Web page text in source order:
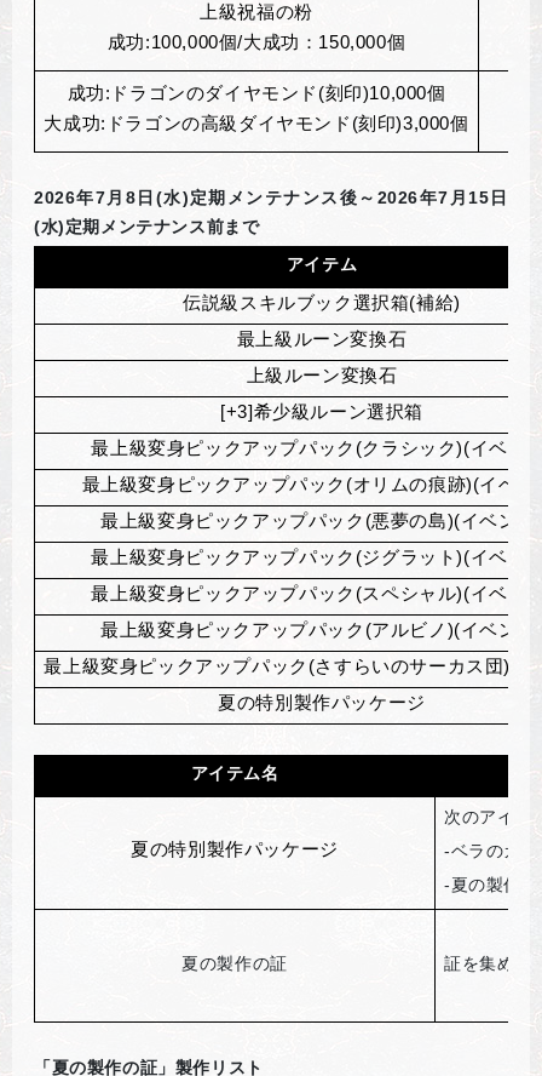
上級祝福の粉
成功:100,000個/大成功：150,000個
成功:ドラゴンのダイヤモンド(刻印)10,000個
大成功:ドラゴンの高級ダイヤモンド(刻印)3,000個
2026年7月8日(水)定期メンテナンス後～2026年7月15日
(水)定期メンテナンス前まで
アイテム
伝説級スキルブック選択箱(補給)
最上級ルーン変換石
上級ルーン変換石
[+3]希少級ルーン選択箱
最上級変身ピックアップパック(クラシック)(イベン
最上級変身ピックアップパック(オリムの痕跡)(イベン
最上級変身ピックアップパック(悪夢の島)(イベント)
最上級変身ピックアップパック(ジグラット)(イベン
最上級変身ピックアップパック(スペシャル)(イベン
最上級変身ピックアップパック(アルビノ)(イベント)
最上級変身ピックアップパック(さすらいのサーカス団)(イ
夏の特別製作パッケージ
アイテム名
夏の特別製作パッケージ
次のアイテ
-ベラのガ
-夏の製作
夏の製作の証 証を集めて
「夏の製作の証」製作リスト